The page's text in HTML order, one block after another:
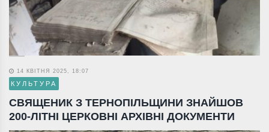
14 КВІТНЯ 2025, 18:07
КУЛЬТУРА
СВЯЩЕНИК З ТЕРНОПІЛЬЩИНИ ЗНАЙШОВ
200-ЛІТНІ ЦЕРКОВНІ АРХІВНІ ДОКУМЕНТИ